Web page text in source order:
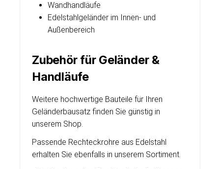
Wandhandläufe
Edelstahlgeländer im Innen- und
Außenbereich
Zubehör für Geländer &
Handläufe
Weitere hochwertige Bauteile für Ihren
Geländerbausatz finden Sie günstig in
unserem Shop.
Passende Rechteckrohre aus Edelstahl
erhalten Sie ebenfalls in unserem Sortiment.